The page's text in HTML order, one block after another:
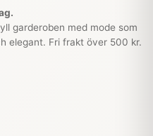
garderoben med mode som
elegant. Fri frakt över 500 kr.